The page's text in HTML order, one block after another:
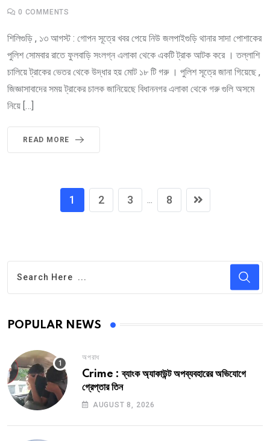
0 COMMENTS
শিলিগুড়ি , ১৩ আগস্ট : গোপন সূত্রে খবর পেয়ে নিউ জলপাইগুড়ি থানার সাদা পোশাকের
পুলিশ সোমবার রাতে ফুলবাড়ি সংলগ্ন এলাকা থেকে একটি ট্রাক আটক করে । তল্লাশি
চালিয়ে ট্রাকের ভেতর থেকে উদ্ধার হয় মোট ১৮ টি গরু । পুলিশ সূত্রে জানা গিয়েছে ,
জিজ্ঞাসাবাদের সময় ট্রাকের চালক জানিয়েছে বিধাননগর এলাকা থেকে গরু গুলি অসমে
নিয়ে […]
READ MORE
1 2 3 8
POPULAR NEWS
অপরাধ
Crime : ব্যাংক অ্যাকাউন্ট অপব্যবহারের অভিযোগে
গ্রেপ্তার তিন
AUGUST 8, 2026